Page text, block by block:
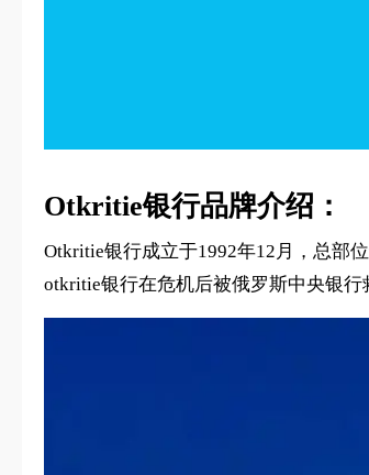
Otkritie银行品牌介绍：
Otkritie银行成立于1992年12月，总部
otkritie银行在危机后被俄罗斯中央银行